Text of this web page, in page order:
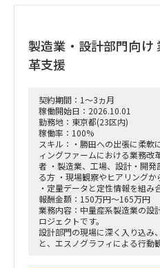
・課題の分析、構造化およびボ
・幹部層への中間報告、最終報
ーション
・現場担当者へのヒアリング
・業務課題の抽出、整理、分析
・課題の構造化および改善施策の
・調査結果、分析結果の資料化
■契約条件
・参画期間：2026年10月1日～
または2027年1月31日まで
・稼働率：100％想定
■勤務地・働き方
・出張先：茨城県ひたちなか市
・勝田への訪問頻度は週によっ
・訪問が発生しない週もある一
製造業・設計部門向け
革支援
契約期間：1～3ヵ月
稼働開始日：2026.10.01
勤務地：東京都(23区内)
稼働率：100%
スキル：・勝田への出張に柔軟
ィングファームにおける業務改
者 ・製造業、工場、設計・開
る方 ・現場観察やヒアリング
・定量データと定性情報を組
報酬金額：150万円～165万円
業務内容：中量産系製造業の設
ロジェクトです。
設計部門の現場に深く入り込み
と、エスノグラフィによる行動